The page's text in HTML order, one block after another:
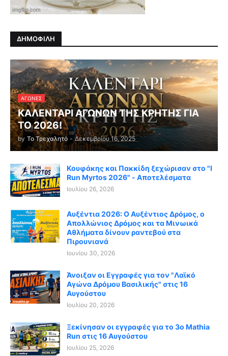
ΔΗΜΟΦΙΛΗ
ΑΓΏΝΕΣ
ΚΑΛΕΝΤΑΡΙ ΑΓΩΝΩΝ ΤΗΣ ΚΡΗΤΗΣ ΓΙΑ
ΤΟ 2026!
by Το Τρεχαλητό - Δεκεμβρίου 16, 2025
Κουφάκης και Πακκίδη ξεχώρισαν στο "I
Run Myrtos 2026" - Αποτελέσματα
Ιουλίου 26, 2026
Αυξέντια 2026: Ο Αυξέντιος Δρόμος, ο
Απολλώνιος Δρόμος και τα Μινωικά
Αθλήματα δίνουν ραντεβού στα
Πιρουνιανά
Ιουνίου 30, 2026
Άνοιξαν οι Εγγραφές για τον "Λαϊκό
Αγώνα Δρόμου Βασιλικής" στις 16
Αυγούστου
Ιουλίου 20, 2026
Ξεκίνησαν οι εγγραφές για το 3ο Mathia
Run στις 16 Αυγούστου
Ιουλίου 25, 2026